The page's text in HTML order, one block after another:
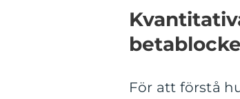
För att förstå